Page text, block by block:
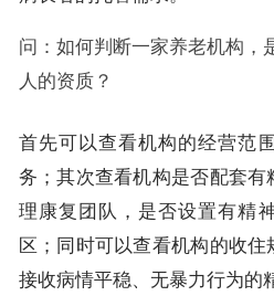
问：如何判断一家养老机构，
人的资质？
首先可以查看机构的经营范
务；其次查看机构是否配套
理康复团队，是否设置有精
区；同时可以查看机构的收
接收病情平稳、无暴力行为的